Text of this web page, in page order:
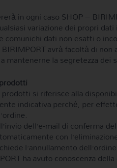
in ogni caso SHOP –
variazione dei propri
comunichi dati non esatti o
avrà facoltà di
mantenerne la segretezza
si riferisce alla
indicativa perché, per
dell’e-mail di conferma
con
l’annullamento
ha avuto conoscenza